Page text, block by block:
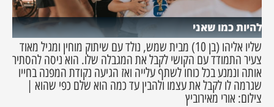
להיות כמו שאני
שליו אליהו (בן 10) מבית שמש, נולד עם שיתוק מוחין ומגיל מאוד
צעיר התמודד עם הקושי לקבל את המגבלה שלו. הוא ניסה להסתיר
אותה ונמנע בכל כוחו לשתף עלייה ואז הגיעה נקודת המפנה בחייו
שגרמה לו לקבל את עצמו ולהבין עד כמה הוא שלם כפי שהוא |
צילום: אורי מאירוביץ